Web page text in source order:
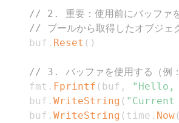
// 2. 重要：使用前にバッファ
// プールから取得したオブジェ
	buf
. Reset ( )
// 3. バッファを使用する（例：
	fmt
. Fprintf ( buf ,
"Hello,
	buf
. WriteString (
	buf
. WriteString ( time . Now(